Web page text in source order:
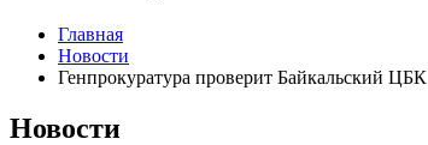
Главная
Новости
Генпрокуратура проверит Байкальский ЦБК
Новости